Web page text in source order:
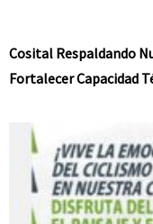
Cosital Respaldando
Fortalecer Capacidad